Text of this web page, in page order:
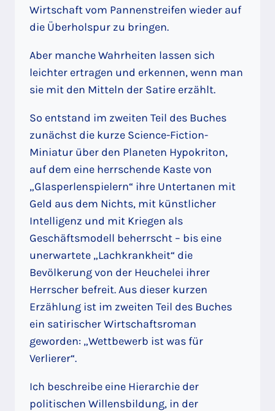
Wirtschaft vom Pannenstreifen wieder auf
die Überholspur zu bringen.
Aber manche Wahrheiten lassen sich
leichter ertragen und erkennen, wenn man
sie mit den Mitteln der Satire erzählt.
So entstand im zweiten Teil des Buches
zunächst die kurze Science-Fiction-
Miniatur über den Planeten Hypokriton,
auf dem eine herrschende Kaste von
„Glasperlenspielern“ ihre Untertanen mit
Geld aus dem Nichts, mit künstlicher
Intelligenz und mit Kriegen als
Geschäftsmodell beherrscht – bis eine
unerwartete „Lachkrankheit“ die
Bevölkerung von der Heuchelei ihrer
Herrscher befreit. Aus dieser kurzen
Erzählung ist im zweiten Teil des Buches
ein satirischer Wirtschaftsroman
geworden: „Wettbewerb ist was für
Verlierer“.
Ich beschreibe eine Hierarchie der
politischen Willensbildung, in der